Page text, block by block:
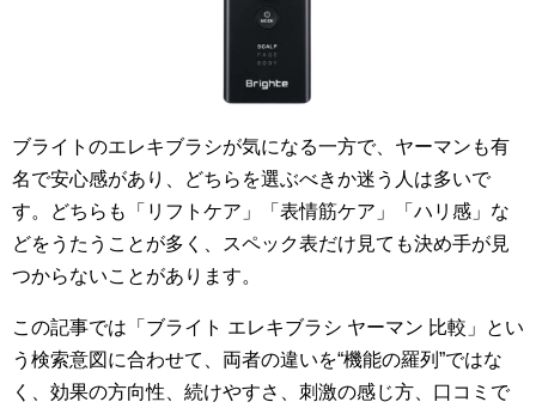
ブライトのエレキブラシが気になる一方で、ヤーマンも有
名で安心感があり、どちらを選ぶべきか迷う人は多いで
す。どちらも「リフトケア」「表情筋ケア」「ハリ感」な
どをうたうことが多く、スペック表だけ見ても決め手が見
つからないことがあります。
この記事では「ブライト エレキブラシ ヤーマン 比較」とい
う検索意図に合わせて、両者の違いを“機能の羅列”ではな
く、効果の方向性、続けやすさ、刺激の感じ方、口コミで